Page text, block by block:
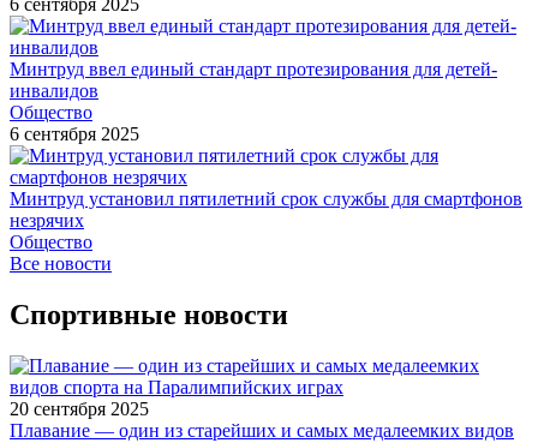
6 сентября 2025
Минтруд ввел единый стандарт протезирования для детей-
инвалидов
Общество
6 сентября 2025
Минтруд установил пятилетний срок службы для смартфонов
незрячих
Общество
Все новости
Спортивные новости
20 сентября 2025
Плавание — один из старейших и самых медалеемких видов